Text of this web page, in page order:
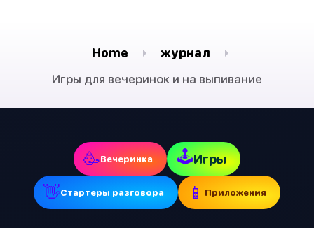
Home
журнал
Игры для вечеринок и на выпивание
🥳Вечеринка 🕹Игры
👋Стартеры разговора 📱 Приложения